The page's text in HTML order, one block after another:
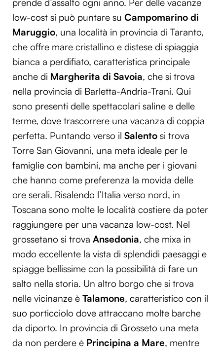
prende d’assalto ogni anno. Per delle vacanze
low-cost si può puntare su Campomarino di
Maruggio, una località in provincia di Taranto,
che offre mare cristallino e distese di spiaggia
bianca a perdifiato, caratteristica principale
anche di Margherita di Savoia, che si trova
nella provincia di Barletta-Andria-Trani. Qui
sono presenti delle spettacolari saline e delle
terme, dove trascorrere una vacanza di coppia
perfetta. Puntando verso il Salento si trova
Torre San Giovanni, una meta ideale per le
famiglie con bambini, ma anche per i giovani
che hanno come preferenza la movida delle
ore serali. Risalendo l’Italia verso nord, in
Toscana sono molte le località costiere da poter
raggiungere per una vacanza low-cost. Nel
grossetano si trova Ansedonia, che mixa in
modo eccellente la vista di splendidi paesaggi e
spiagge bellissime con la possibilità di fare un
salto nella storia. Un altro borgo che si trova
nelle vicinanze è Talamone, caratteristico con il
suo porticciolo dove attraccano molte barche
da diporto. In provincia di Grosseto una meta
da non perdere è Principina a Mare, mentre